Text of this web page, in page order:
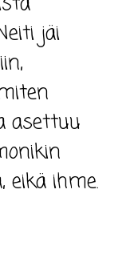
jäi
asettuu
ihme.